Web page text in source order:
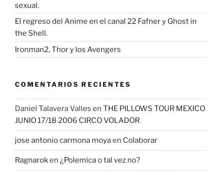
sexual.
El regreso del Anime en el canal 22 Fafner y Ghost in
the Shell.
Ironman2, Thor y los Avengers
COMENTARIOS RECIENTES
Daniel Talavera Valles en THE PILLOWS TOUR MEXICO
JUNIO 17/18 2006 CIRCO VOLADOR
jose antonio carmona moyaen Colaborar
Ragnaroken ¿Polemica o tal vez no?